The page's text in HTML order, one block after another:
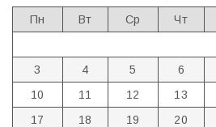
Пн Вт Ср Чт
3
4 5 6
10
11 12 13
17
18 19 20